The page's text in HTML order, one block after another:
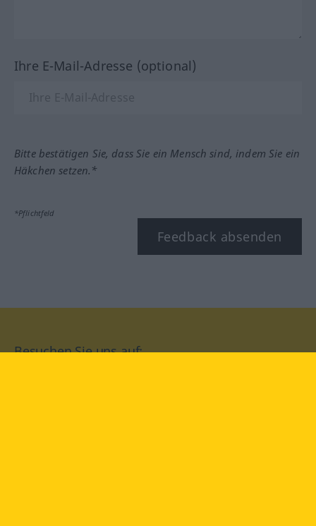
Ihre E-Mail-Adresse (optional)
Bitte bestätigen Sie, dass Sie ein Mensch sind, indem Sie ein
Häkchen setzen.*
*Pflichtfeld
Feedback absenden
Besuchen Sie uns auf: